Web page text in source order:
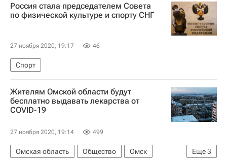
Россия стала председателем Совета
по физической культуре и спорту СНГ
27 ноября 2020, 19:17 46
Спорт
Жителям Омской области будут
бесплатно выдавать лекарства от
COVID-19
27 ноября 2020, 19:14 499
Еще3
Омская область Общество
Омск